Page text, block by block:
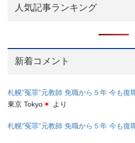
人気記事ランキング
新着コメント
札幌”冤罪”元教師 免職から５年 今も復
東京 Tokyo
より
札幌”冤罪”元教師 免職から５年 今も復